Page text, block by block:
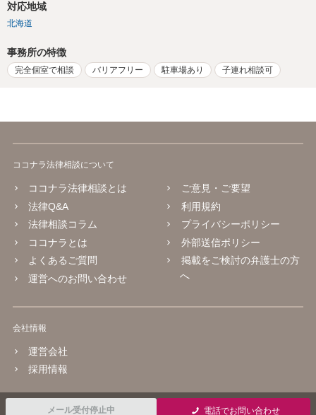
対応地域
北海道
事務所の特徴
完全個室で相談 バリアフリー 駐車場あり 子連れ相談可
メール受付停止中 電話でお問い合わせ
ココナラ法律相談について
ココナラ法律相談とは
法律Q&A
法律相談コラム
ココナラとは
よくあるご質問
運営へのお問い合わせ
ご意見・ご要望
利用規約
プライバシーポリシー
外部送信ポリシー
掲載をご検討の弁護士の方
へ
会社情報
運営会社
採用情報